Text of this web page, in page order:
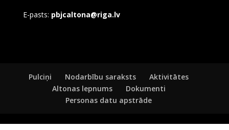
E-pasts: pbjcaltona@riga.lv
Pulciņi Nodarbību saraksts
Aktivitātes
Altonas lepnums
Dokumenti
Personas datu apstrāde